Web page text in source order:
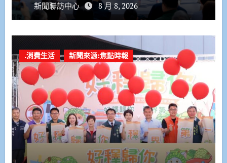
新聞聯訪中心 8 月 8, 2026
.消費生活 新聞來源:焦點時報